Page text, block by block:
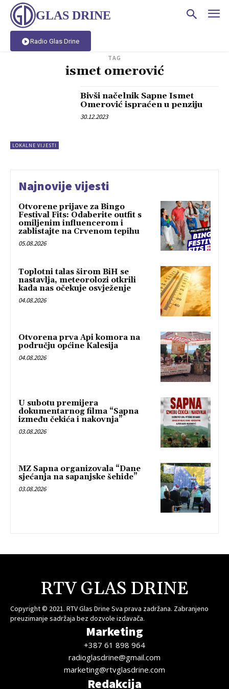
GLAS DRINE
Radio Glas Drine
TAG
ismet omerović
LOKALNE VIJESTI
Bivši načelnik Sapne Ismet
Omerović ispraćen u penziju
30.12.2023
Najnovije vijesti
Otvorene prijave za Bingo
Festival Fits: Odaberite outfit s
omiljenim influencerom i
zablistajte na Crvenom tepihu
05.08.2026
Toplotni talas širom BiH se
nastavlja, meteorolozi otkrili
kada nas očekuje osvježenje
04.08.2026
Otvorena prva Api komora na
području općine Kalesija
04.08.2026
U subotu premijera
dokumentarnog filma “Sapna
između čekića i nakovnja”
03.08.2026
MZ Sapna organizovala “Dane
sjećanja na sapanjske šehide”
03.08.2026
RTV GLAS DRINE
Copyright © 2021. RTV Glas Drine Sva prava zadržana. Zabranjeno
preuzimanje sadržaja bez dozvole izdavača.
Marketing
+387 61 898 964
radioglasdrine@gmail.com
marketing@rtvglasdrine.com
Redakcija